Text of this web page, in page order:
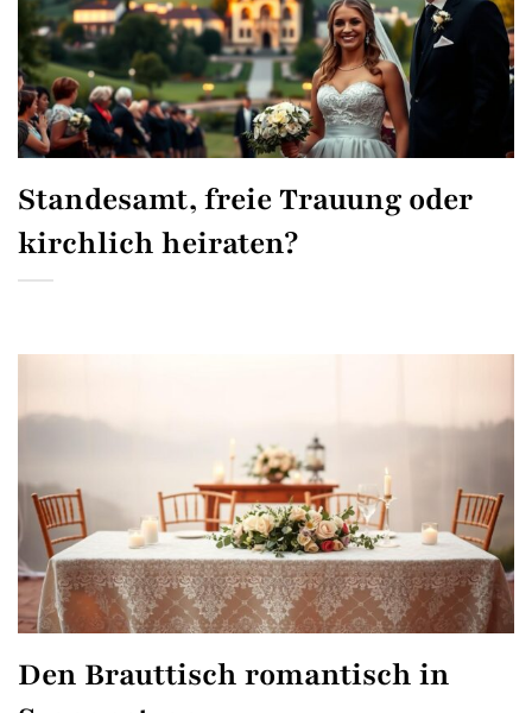
Standesamt, freie Trauung oder
kirchlich heiraten?
Den Brauttisch romantisch in